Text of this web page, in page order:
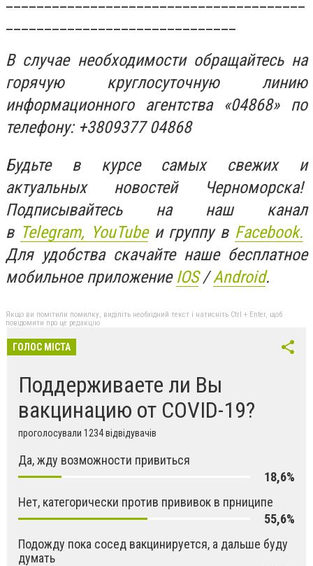
В случае необходимости обращайтесь на
горячую круглосуточную линию
информационного агентства «04868» по
телефону: +3809377 04868
Будьте в курсе самых свежих и
актуальных новостей Черноморска!
Подписывайтесь на наш канал
в Telegram, YouTubeи группу в Facebook.
Для удобства скачайте наше бесплатное
мобильное приложение IOS/Android.
Якщо ви помітили помилку, виділіть необхідний текст і натисніть Ctrl + Enter, щоб
повідомити про це редакцію
ГОЛОС МІСТА
Поддерживаете ли Вы
вакцинацию от COVID-19?
проголосували 1234 відвідувачів
Да, жду возможности привиться
18,6%
Нет, категорически против прививок в прниципе
55,6%
Подожду пока сосед вакцинируется, а дальше буду
думать